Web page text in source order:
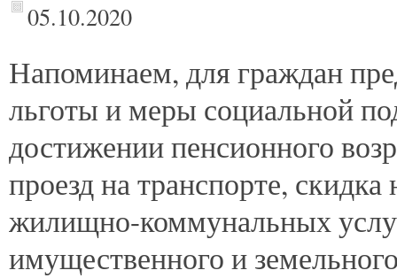
05.10.2020
Напоминаем, для граждан
льготы и меры социальной
достижении пенсионного
проезд на транспорте,
жилищно-коммунальных
имущественного и